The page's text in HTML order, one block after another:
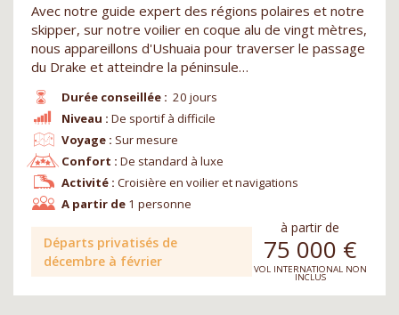
Avec notre guide expert des régions polaires et notre
skipper, sur notre voilier en coque alu de vingt mètres,
nous appareillons d'Ushuaia pour traverser le passage
du Drake et atteindre la péninsule…
Durée conseillée : 20 jours
Niveau : De sportif à difficile
Voyage : Sur mesure
Confort : De standard à luxe
Activité : Croisière en voilier et navigations
A partir de 1 personne
Départs privatisés de
décembre à février
à partir de
75 000 €
VOL INTERNATIONAL NON
INCLUS